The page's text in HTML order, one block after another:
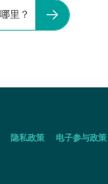
里？
隐私政策 电子参与政策